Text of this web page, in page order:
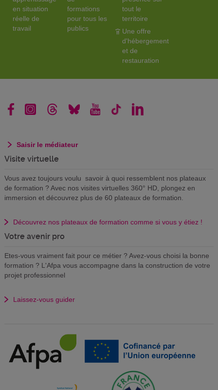
en situation
réelle de
travail
formations
pour tous les
publics
tout le
territoire
Une offre
d'hébergement
et de
restauration
Saisir le médiateur
Visite virtuelle
Vous avez toujours voulu savoir à quoi ressemblent nos plateaux
de formation ? Avec nos visites virtuelles 360° HD, plongez en
immersion et découvrez plus de 60 plateaux de formation.
Découvrez nos plateaux de formation comme si vous y étiez !
Votre avenir pro
Etes-vous vraiment fait pour ce métier ? Avez-vous choisi la bonne
formation ? L'Afpa vous accompagne dans la construction de votre
projet professionnel
Laissez-vous guider